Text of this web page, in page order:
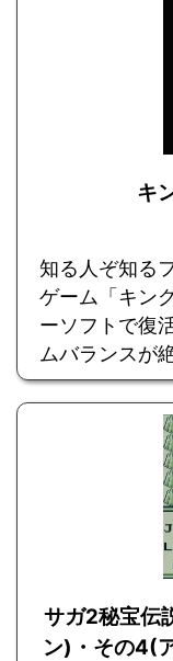
キ
知る人ぞ知る
ゲーム「キン
ーソフトで復
ムバランスが
サガ2秘宝伝
ン)・その4(